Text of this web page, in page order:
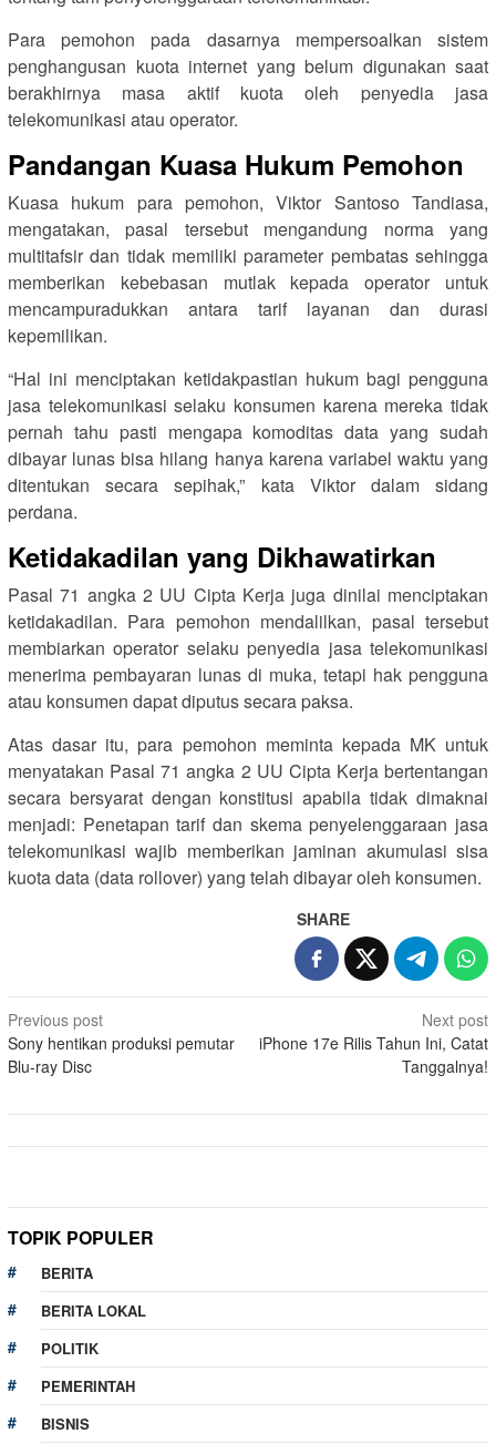
Para pemohon pada dasarnya mempersoalkan sistem
penghangusan kuota internet yang belum digunakan saat
berakhirnya masa aktif kuota oleh penyedia jasa
telekomunikasi atau operator.
Pandangan Kuasa Hukum Pemohon
Kuasa hukum para pemohon, Viktor Santoso Tandiasa,
mengatakan, pasal tersebut mengandung norma yang
multitafsir dan tidak memiliki parameter pembatas sehingga
memberikan kebebasan mutlak kepada operator untuk
mencampuradukkan antara tarif layanan dan durasi
kepemilikan.
“Hal ini menciptakan ketidakpastian hukum bagi pengguna
jasa telekomunikasi selaku konsumen karena mereka tidak
pernah tahu pasti mengapa komoditas data yang sudah
dibayar lunas bisa hilang hanya karena variabel waktu yang
ditentukan secara sepihak,” kata Viktor dalam sidang
perdana.
Ketidakadilan yang Dikhawatirkan
Pasal 71 angka 2 UU Cipta Kerja juga dinilai menciptakan
ketidakadilan. Para pemohon mendalilkan, pasal tersebut
membiarkan operator selaku penyedia jasa telekomunikasi
menerima pembayaran lunas di muka, tetapi hak pengguna
atau konsumen dapat diputus secara paksa.
Atas dasar itu, para pemohon meminta kepada MK untuk
menyatakan Pasal 71 angka 2 UU Cipta Kerja bertentangan
secara bersyarat dengan konstitusi apabila tidak dimaknai
menjadi: Penetapan tarif dan skema penyelenggaraan jasa
telekomunikasi wajib memberikan jaminan akumulasi sisa
kuota data (data rollover) yang telah dibayar oleh konsumen.
SHARE
Post
navigation
Previous post
Sony hentikan produksi pemutar
Blu-ray Disc
Next post
iPhone 17e Rilis Tahun Ini, Catat
Tanggalnya!
TOPIK POPULER
BERITA
BERITA LOKAL
POLITIK
PEMERINTAH
BISNIS